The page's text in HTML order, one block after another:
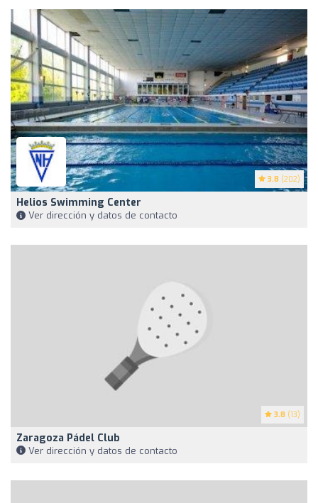
3.8 (202)
Helios Swimming Center
Ver dirección y datos de contacto
3.8 (13)
Zaragoza Pádel Club
Ver dirección y datos de contacto